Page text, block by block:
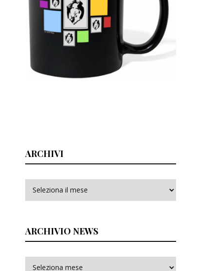
ARCHIVI
ARCHIVIO NEWS